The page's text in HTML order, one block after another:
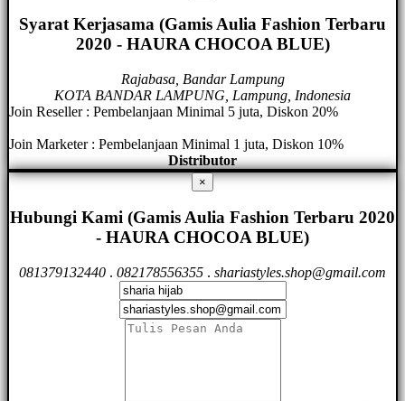
Syarat Kerjasama (Gamis Aulia Fashion Terbaru
2020 - HAURA CHOCOA BLUE)
Rajabasa, Bandar Lampung
KOTA BANDAR LAMPUNG, Lampung, Indonesia
Join Reseller : Pembelanjaan Minimal 5 juta, Diskon 20%
Join Marketer : Pembelanjaan Minimal 1 juta, Diskon 10%
Distributor
×
Hubungi Kami (Gamis Aulia Fashion Terbaru 2020
- HAURA CHOCOA BLUE)
081379132440 . 082178556355 . shariastyles.shop@gmail.com